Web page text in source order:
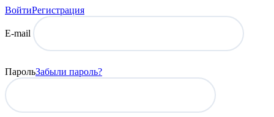
ВойтиРегистрация
E-mail
ПарольЗабыли пароль?